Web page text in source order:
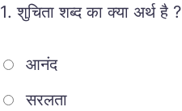
1.शुचिता शब्द का क्या अर्थ है ?
आनंद
सरलता